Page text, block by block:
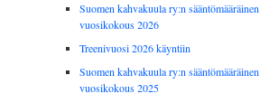
Suomen kahvakuula ry:n sääntömääräinen
vuosikokous 2026
Treenivuosi 2026 käyntiin
Suomen kahvakuula ry:n sääntömääräinen
vuosikokous 2025